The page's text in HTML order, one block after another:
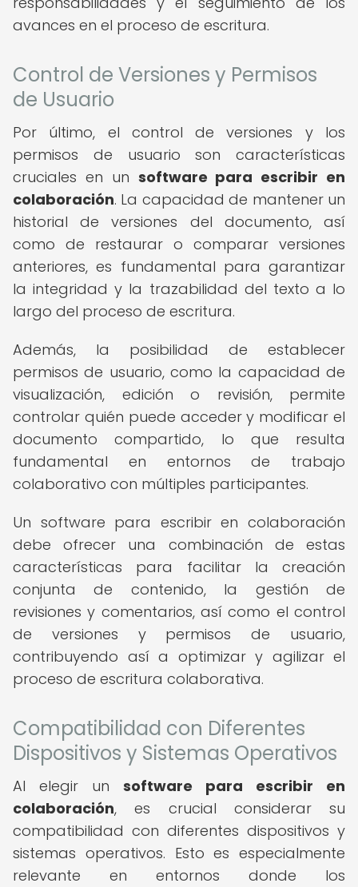
avances en el proceso de escritura.
Control de Versiones y Permisos
de Usuario
Por último, el control de versiones y los
permisos de usuario son características
cruciales en un software para escribir en
colaboración. La capacidad de mantener un
historial de versiones del documento, así
como de restaurar o comparar versiones
anteriores, es fundamental para garantizar
la integridad y la trazabilidad del texto a lo
largo del proceso de escritura.
Además, la posibilidad de establecer
permisos de usuario, como la capacidad de
visualización, edición o revisión, permite
controlar quién puede acceder y modificar el
documento compartido, lo que resulta
fundamental en entornos de trabajo
colaborativo con múltiples participantes.
Un software para escribir en colaboración
debe ofrecer una combinación de estas
características para facilitar la creación
conjunta de contenido, la gestión de
revisiones y comentarios, así como el control
de versiones y permisos de usuario,
contribuyendo así a optimizar y agilizar el
proceso de escritura colaborativa.
Compatibilidad con Diferentes
Dispositivos y Sistemas Operativos
Al elegir un software para escribir en
colaboración, es crucial considerar su
compatibilidad con diferentes dispositivos y
sistemas operativos. Esto es especialmente
relevante en entornos donde los